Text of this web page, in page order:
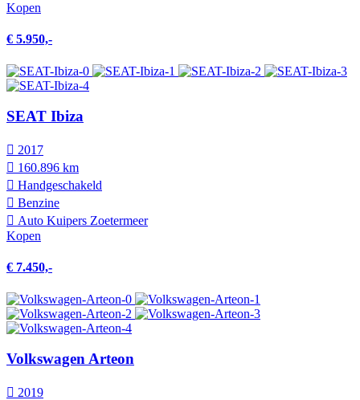
Kopen
€ 5.950,-
SEAT Ibiza
2017
160.896 km
Hand­geschakeld
Benzine
Auto Kuipers Zoetermeer
Kopen
€ 7.450,-
Volkswagen Arteon
2019